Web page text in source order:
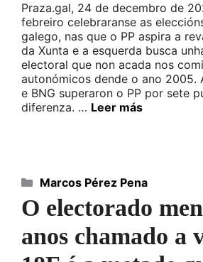
Praza.gal, 24 de decembro de
febreiro celebraranse as
galego, nas que o PP aspira a
da Xunta e a esquerda busca
electoral que non acada nos
autonómicos dende o ano 2005.
e BNG superaron o PP por sete
diferenza. … Leer más
O electorado
anos chamado a
Categorías
Marcos Pérez Pena